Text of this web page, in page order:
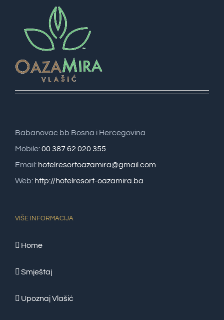
Babanovac bb Bosna i Hercegovina
Mobile:00 387 62 020 355
Email: hotelresortoazamira@gmail.com
Web: http://hotelresort-oazamira.ba
VIŠE INFORMACIJA
Home
Smještaj
Upoznaj Vlašić